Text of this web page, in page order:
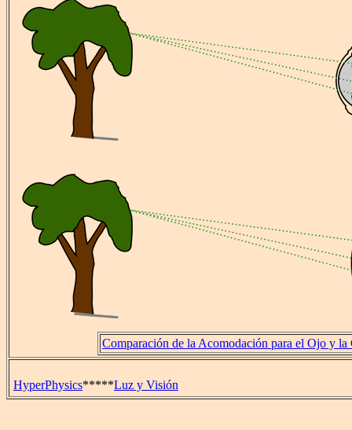
Comparación de la Acomodación para el Ojo y la
HyperPhysics*****Luz y Visión